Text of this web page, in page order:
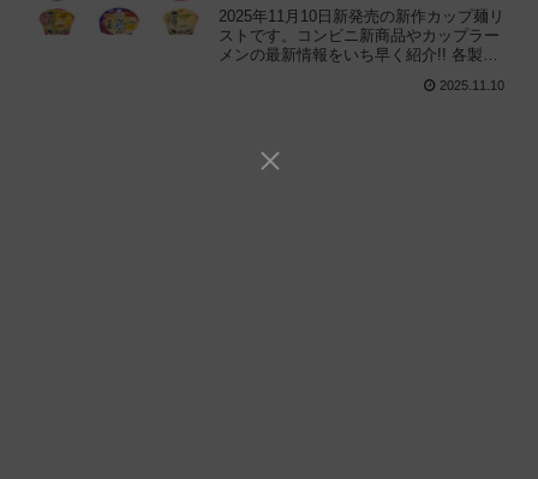
の新作まとめ！
2025年11月10日新発売の新作カップ麺リ
ストです。コンビニ新商品やカップラー
メンの最新情報をいち早く紹介!! 各製品
開の新作情報もありますので、カップ麺
2025.11.10